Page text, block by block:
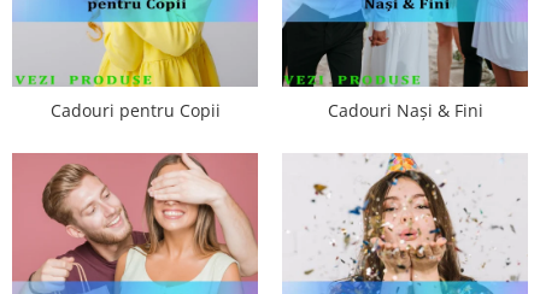
Cadouri pentru Copii Cadouri Nași & Fini